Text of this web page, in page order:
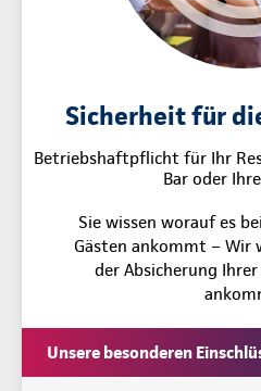
Sicherheit für
Betriebshaftpflicht für Ihr
Bar oder
Sie wissen worauf es
Gästen ankommt – Wir
der Absicherung
Unsere besonderen